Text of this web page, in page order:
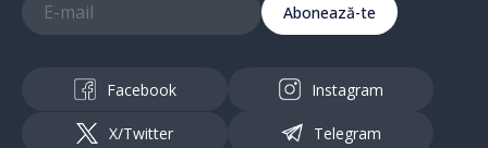
Abonează-te
Facebook Instagram
X/Twitter Telegram